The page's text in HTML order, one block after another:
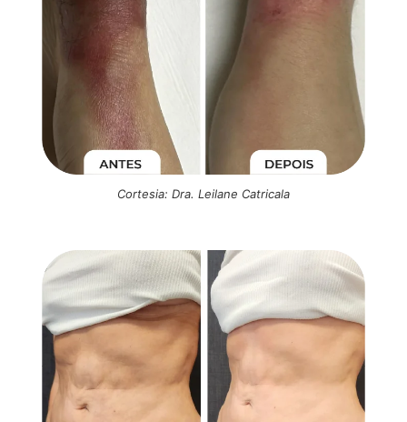
Cortesia: Dra. Leilane Catricala